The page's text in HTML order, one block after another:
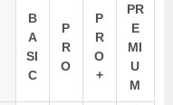
B
A
SI
C
P
R
O
P
R
O
+
PR
E
MI
U
M